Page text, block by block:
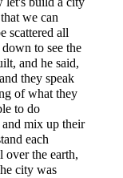
we can
scattered all
to see the
and he said,
they speak
of what they
to do
mix up their
each
over the earth,
city was